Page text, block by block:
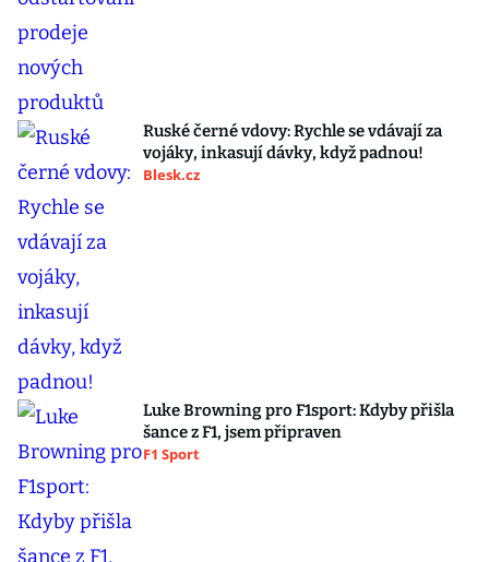
Ruské černé vdovy: Rychle se vdávají za
vojáky, inkasují dávky, když padnou!
Blesk.cz
Luke Browning pro F1sport: Kdyby přišla
šance z F1, jsem připraven
F1 Sport